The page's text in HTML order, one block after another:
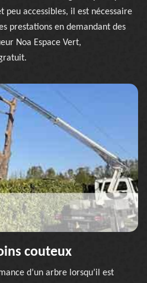
peu accessibles, il est nécessaire
prestations en demandant des
Noa Espace Vert,
couteux
d’un arbre lorsqu’il est